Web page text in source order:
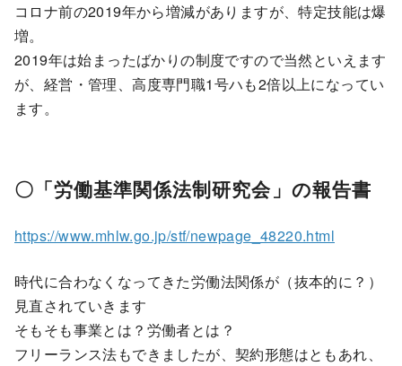
コロナ前の2019年から増減がありますが、特定技能は爆
増。
2019年は始まったばかりの制度ですので当然といえます
が、経営・管理、高度専門職1号ハも2倍以上になってい
ます。
〇「労働基準関係法制研究会」の報告書
https://www.mhlw.go.jp/stf/newpage_48220.html
時代に合わなくなってきた労働法関係が（抜本的に？）
見直されていきます
そもそも事業とは？労働者とは？
フリーランス法もできましたが、契約形態はともあれ、